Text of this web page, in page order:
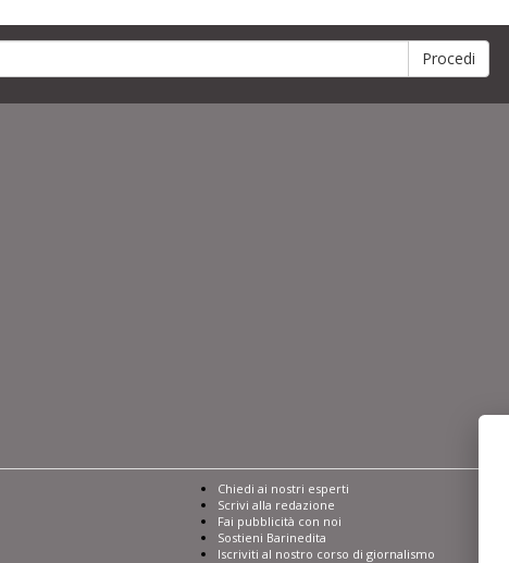
Chiedi ai nostri esperti
Scrivi alla redazione
Fai pubblicità con noi
Sostieni Barinedita
Iscriviti al nostro corso di giornalismo